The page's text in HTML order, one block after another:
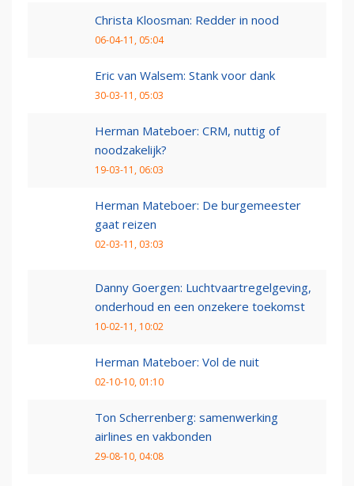
Christa Kloosman: Redder in nood
06-04-11, 05:04
Eric van Walsem: Stank voor dank
30-03-11, 05:03
Herman Mateboer: CRM, nuttig of
noodzakelijk?
19-03-11, 06:03
Herman Mateboer: De burgemeester
gaat reizen
02-03-11, 03:03
Danny Goergen: Luchtvaartregelgeving,
onderhoud en een onzekere toekomst
10-02-11, 10:02
Herman Mateboer: Vol de nuit
02-10-10, 01:10
Ton Scherrenberg: samenwerking
airlines en vakbonden
29-08-10, 04:08